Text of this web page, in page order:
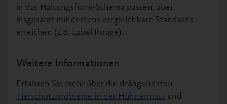
in das Haltungsform-Schema passen, aber
insgesamt mindestens vergleichbare Standards
erreichen (z.B. Label Rouge).
Weitere Informationen
Erfahren Sie mehr über die drängendsten
Tierschutzprobleme in der Hühnermast und